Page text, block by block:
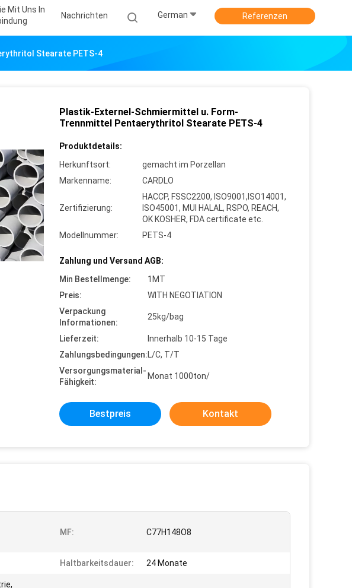
Mit Uns In
Nachrichten German Referenzen
Stearate PETS-4
Plastik-Externel-Schmiermittel u. Form-
Trennmittel Pentaerythritol Stearate PETS-4
Produktdetails:
Herkunftsort:
gemacht im Porzellan
Markenname:
CARDLO
Zertifizierung:
HACCP, FSSC2200, ISO9001,ISO14001,
ISO45001, MUI HALAL, RSPO, REACH,
OK KOSHER, FDA certificate etc.
Modellnummer:
PETS-4
Zahlung und Versand AGB:
Min Bestellmenge:
1MT
Preis:
WITH NEGOTIATION
Verpackung
Informationen:
25kg/bag
Lieferzeit:
Innerhalb 10-15 Tage
Zahlungsbedingungen:L/C, T/T
Versorgungsmaterial-
Fähigkeit:
Monat 1000ton/
Bestpreis Kontakt
MF: C77H148O8
Haltbarkeitsdauer: 24 Monate